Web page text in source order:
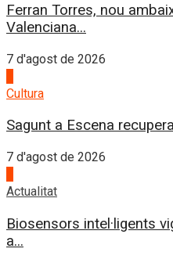
Ferran Torres, nou
Valenciana...
7 d'agost de 2026
Cultura
Sagunt a Escena
7 d'agost de 2026
Actualitat
Biosensors intel·ligents
a...